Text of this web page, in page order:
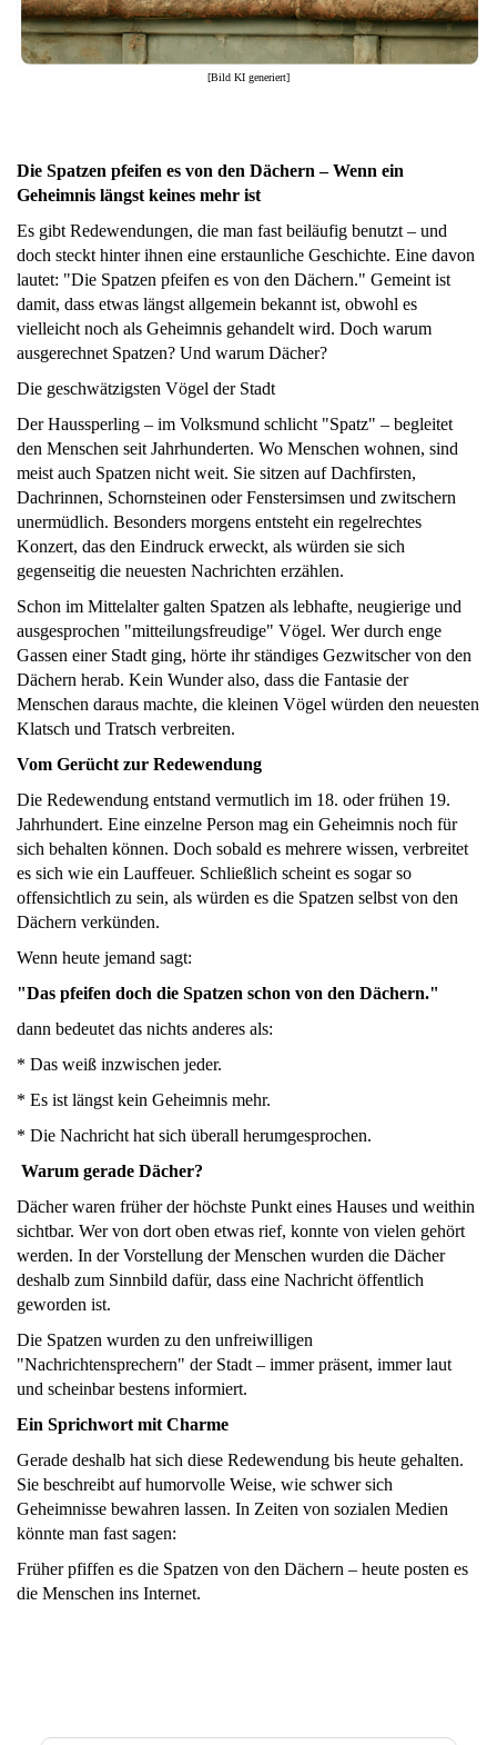
[Bild KI generiert]
Die Spatzen pfeifen es von den Dächern – Wenn ein
Geheimnis längst keines mehr ist
Es gibt Redewendungen, die man fast beiläufig benutzt – und
doch steckt hinter ihnen eine erstaunliche Geschichte. Eine davon
lautet: "Die Spatzen pfeifen es von den Dächern." Gemeint ist
damit, dass etwas längst allgemein bekannt ist, obwohl es
vielleicht noch als Geheimnis gehandelt wird. Doch warum
ausgerechnet Spatzen? Und warum Dächer?
Die geschwätzigsten Vögel der Stadt
Der Haussperling – im Volksmund schlicht "Spatz" – begleitet
den Menschen seit Jahrhunderten. Wo Menschen wohnen, sind
meist auch Spatzen nicht weit. Sie sitzen auf Dachfirsten,
Dachrinnen, Schornsteinen oder Fenstersimsen und zwitschern
unermüdlich. Besonders morgens entsteht ein regelrechtes
Konzert, das den Eindruck erweckt, als würden sie sich
gegenseitig die neuesten Nachrichten erzählen.
Schon im Mittelalter galten Spatzen als lebhafte, neugierige und
ausgesprochen "mitteilungsfreudige" Vögel. Wer durch enge
Gassen einer Stadt ging, hörte ihr ständiges Gezwitscher von den
Dächern herab. Kein Wunder also, dass die Fantasie der
Menschen daraus machte, die kleinen Vögel würden den neuesten
Klatsch und Tratsch verbreiten.
Vom Gerücht zur Redewendung
Die Redewendung entstand vermutlich im 18. oder frühen 19.
Jahrhundert. Eine einzelne Person mag ein Geheimnis noch für
sich behalten können. Doch sobald es mehrere wissen, verbreitet
es sich wie ein Lauffeuer. Schließlich scheint es sogar so
offensichtlich zu sein, als würden es die Spatzen selbst von den
Dächern verkünden.
Wenn heute jemand sagt:
"Das pfeifen doch die Spatzen schon von den Dächern."
dann bedeutet das nichts anderes als:
* Das weiß inzwischen jeder.
* Es ist längst kein Geheimnis mehr.
* Die Nachricht hat sich überall herumgesprochen.
Warum gerade Dächer?
Dächer waren früher der höchste Punkt eines Hauses und weithin
sichtbar. Wer von dort oben etwas rief, konnte von vielen gehört
werden. In der Vorstellung der Menschen wurden die Dächer
deshalb zum Sinnbild dafür, dass eine Nachricht öffentlich
geworden ist.
Die Spatzen wurden zu den unfreiwilligen
"Nachrichtensprechern" der Stadt – immer präsent, immer laut
und scheinbar bestens informiert.
Ein Sprichwort mit Charme
Gerade deshalb hat sich diese Redewendung bis heute gehalten.
Sie beschreibt auf humorvolle Weise, wie schwer sich
Geheimnisse bewahren lassen. In Zeiten von sozialen Medien
könnte man fast sagen:
Früher pfiffen es die Spatzen von den Dächern – heute posten es
die Menschen ins Internet.